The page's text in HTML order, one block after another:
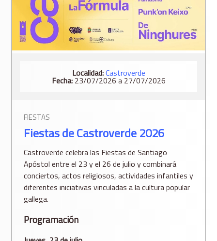
Localidad:Castroverde
Fecha:23/07/2026 a 27/07/2026
FIESTAS
Fiestas de Castroverde 2026
Castroverde celebra las Fiestas de Santiago
Apóstol entre el 23 y el 26 de julio y combinará
conciertos, actos religiosos, actividades infantiles y
diferentes iniciativas vinculadas a la cultura popular
gallega.
Programación